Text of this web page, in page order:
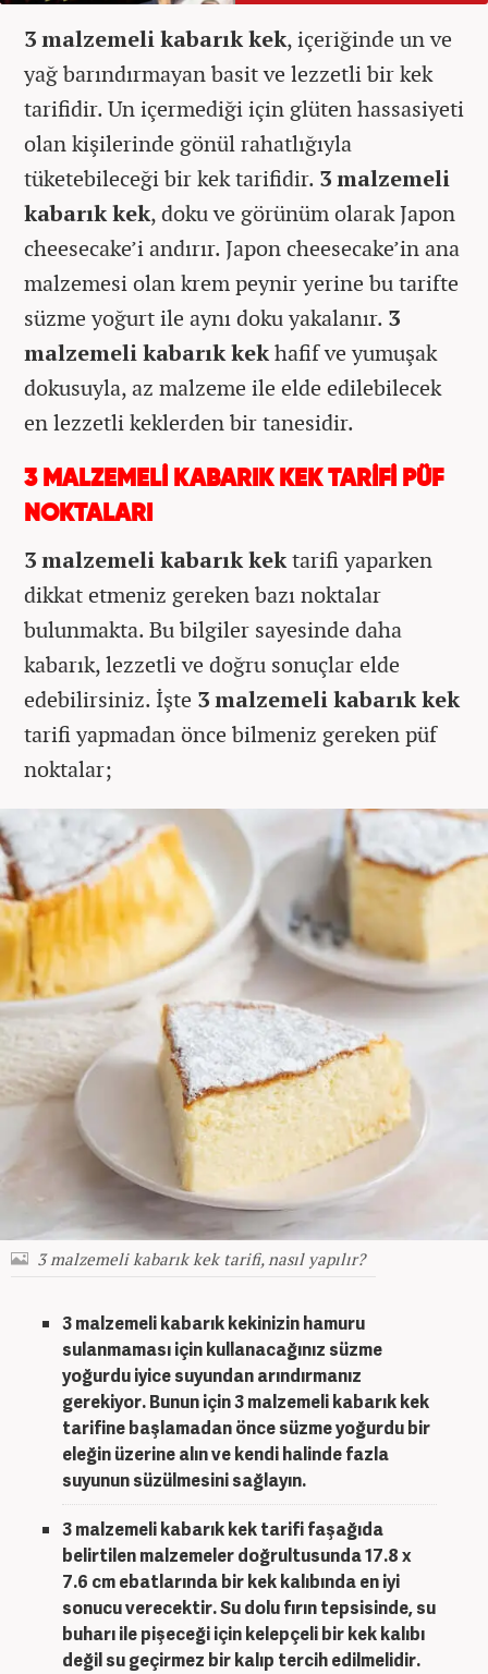
3 malzemeli kabarık kek, içeriğinde un ve
yağ barındırmayan basit ve lezzetli bir kek
tarifidir. Un içermediği için glüten hassasiyeti
olan kişilerinde gönül rahatlığıyla
tüketebileceği bir kek tarifidir. 3 malzemeli
kabarık kek, doku ve görünüm olarak Japon
cheesecake’i andırır. Japon cheesecake’in ana
malzemesi olan krem peynir yerine bu tarifte
süzme yoğurt ile aynı doku yakalanır. 3
malzemeli kabarık kekhafif ve yumuşak
dokusuyla, az malzeme ile elde edilebilecek
en lezzetli keklerden bir tanesidir.
3 MALZEMELİ KABARIK KEK TARİFİ PÜF
NOKTALARI
3 malzemeli kabarık kektarifi yaparken
dikkat etmeniz gereken bazı noktalar
bulunmakta. Bu bilgiler sayesinde daha
kabarık, lezzetli ve doğru sonuçlar elde
edebilirsiniz. İşte 3 malzemeli kabarık kek
tarifi yapmadan önce bilmeniz gereken püf
noktalar;
3 malzemeli kabarık kek tarifi, nasıl yapılır?
3 malzemeli kabarık kekinizin hamuru
sulanmaması için kullanacağınız süzme
yoğurdu iyice suyundan arındırmanız
gerekiyor. Bunun için3 malzemeli kabarık kek
tarifine başlamadan önce süzme yoğurdu bir
eleğin üzerine alın ve kendi halinde fazla
suyunun süzülmesini sağlayın.
3 malzemeli kabarık kektarifi faşağıda
belirtilen malzemeler doğrultusunda 17.8 x
7.6 cm ebatlarında bir kek kalıbında en iyi
sonucu verecektir. Su dolu fırın tepsisinde, su
buharı ile pişeceği için kelepçeli bir kek kalıbı
değil su geçirmez bir kalıp tercih edilmelidir.